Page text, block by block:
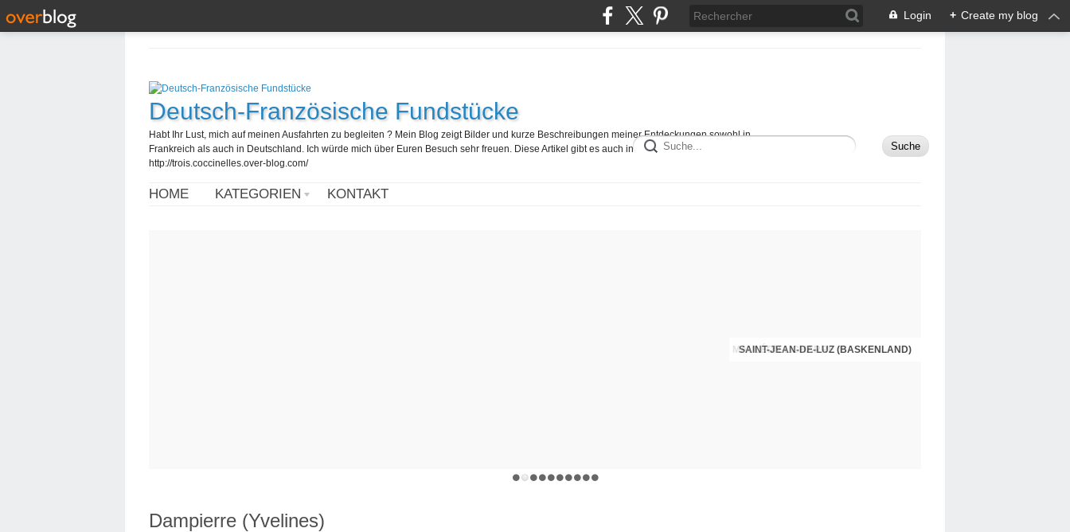
Login + Create my blog
Deutsch-Französische Fundstücke
Habt Ihr Lust, mich auf meinen Ausfahrten zu begleiten ? Mein Blog zeigt Bilder und kurze Beschreibungen meiner Entdeckungen sowohl in
Frankreich als auch in Deutschland. Ich würde mich über Euren Besuch sehr freuen. Diese Artikel gibt es auch in französisch hier :
http://trois.coccinelles.over-blog.com/
HOME KATEGORIEN KONTAKT
SAINT-JEAN-DE-LUZ (BASKENLAND)
MAULÉON-LICHARRE (BASKENLAND)
Dampierre (Yvelines)